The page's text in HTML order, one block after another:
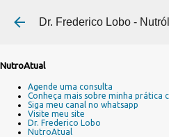
Pular para o
Dr. Frederico Lobo -
NutroAtual
Agende uma consulta
Conheça mais sobre minha prática
Siga meu canal no whatsapp
Visite meu site
Dr. Frederico Lobo
NutroAtual